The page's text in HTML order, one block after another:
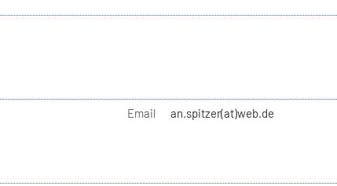
Email an.spitzer(at)web.de